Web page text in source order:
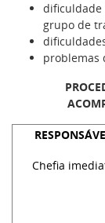
dificuldade
grupo de
problemas
Chefia